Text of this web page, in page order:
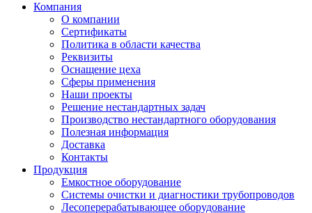
Компания
О компании
Сертификаты
Политика в области качества
Реквизиты
Оснащение цеха
Сферы применения
Наши проекты
Решение нестандартных задач
Производство нестандартного оборудования
Полезная информация
Доставка
Контакты
Продукция
Емкостное оборудование
Системы очистки и диагностики трубопроводов
Лесоперерабатывающее оборудование